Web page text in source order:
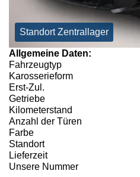
Standort Zentrallager
Allgemeine Daten:
Fahrzeugtyp
Karosserieform
Erst-Zul.
Getriebe
Kilometerstand
Anzahl der Türen
Farbe
Standort
Lieferzeit
Unsere Nummer